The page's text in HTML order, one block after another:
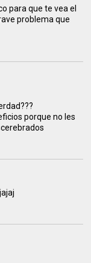
para que te vea el
problema que
porque no les